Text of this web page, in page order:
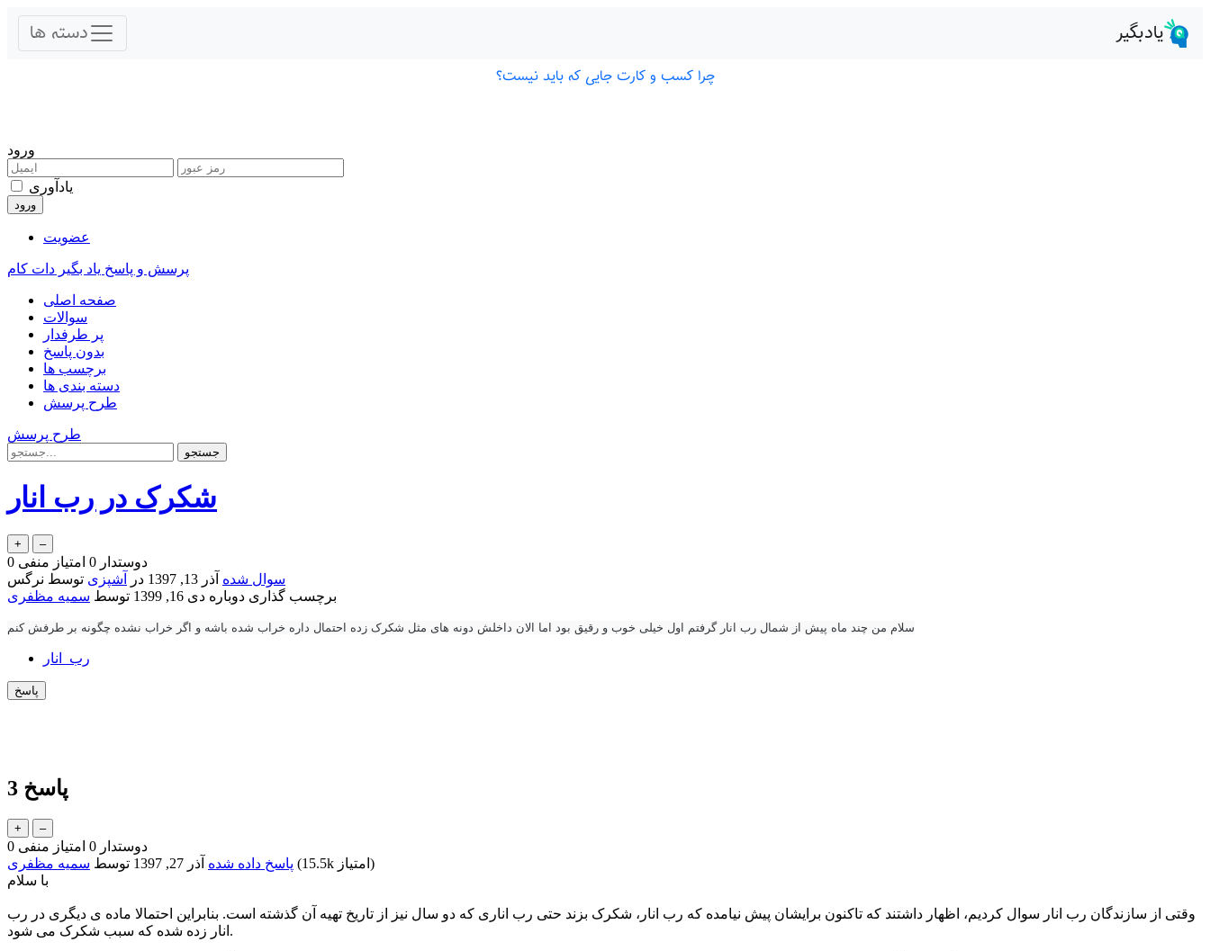
ورود
یادآوری
عضویت
پرسش و پاسخ یاد بگیر دات کام
صفحه اصلی
سوالات
پر طرفدار
بدون پاسخ
برچسب ها
دسته بندی ها
طرح پرسش
طرح پرسش
شکرک در رب انار
0 دوستدار 0 امتیاز منفی
سوال شده آذر 13, 1397 در آشپزی توسط نرگس
برچسب گذاری دوباره دی 16, 1399 توسط سمیه مظفری
سلام من چند ماه پیش از شمال رب انار گرفتم اول خیلی خوب و رقیق بود اما الان داخلش دونه های مثل شکرک زده احتمال داره خراب شده باشه و اگر خراب نشده چگونه بر طرفش کنم
رب_انار
3 پاسخ
0 دوستدار 0 امتیاز منفی
پاسخ داده شده آذر 27, 1397 توسط سمیه مظفری ( 15.5k
امتیاز)
با سلام
وقتی از سازندگان رب انار سوال کردیم، اظهار داشتند که تاکنون برایشان پیش نیامده که رب انار، شکرک بزند حتی رب اناری که دو سال نیز از تاریخ تهیه آن گذشته است. بنابراین احتمالا ماده ی دیگری در رب
انار زده شده که سبب شکرک می شود.